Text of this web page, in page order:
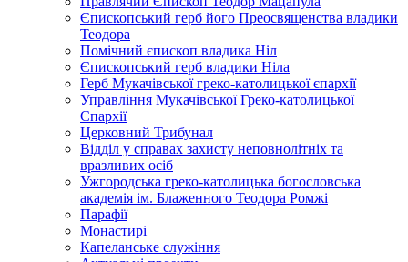
Єпископський герб його Преосвященства владики
Теодора
Помічний єпископ владика Ніл
Єпископський герб владики Ніла
Герб Мукачівської греко-католицької єпархії
Управління Мукачівської Греко-католицької
Єпархії
Церковний Трибунал
Відділ у справах захисту неповнолітніх та
вразливих осіб
Ужгородська греко-католицька богословська
академія ім. Блаженного Теодора Ромжі
Парафії
Монастирі
Капеланське служіння